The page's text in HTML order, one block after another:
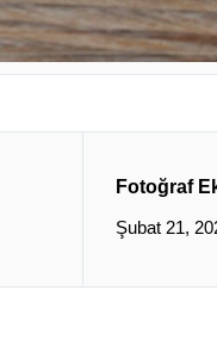
Fotoğraf
Şubat 21,